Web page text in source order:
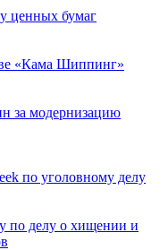
ценных бумаг
«Кама Шиппинг»
за модернизацию
по уголовному делу
по делу о хищении и